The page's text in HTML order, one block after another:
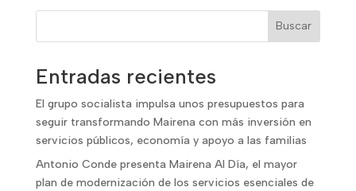
Buscar
Entradas recientes
El grupo socialista impulsa unos presupuestos para
seguir transformando Mairena con más inversión en
servicios públicos, economía y apoyo a las familias
Antonio Conde presenta Mairena Al Día, el mayor
plan de modernización de los servicios esenciales de